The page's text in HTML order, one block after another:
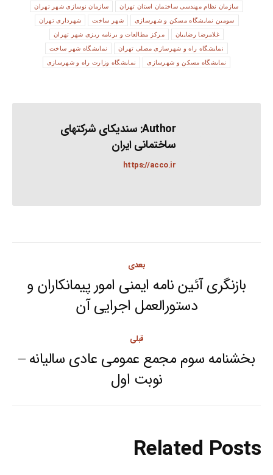
سازمان نظام مهندسی ساختمان استان تهران سازمان نوسازی شهر تهران
سومین نمایشگاه مسکن و شهرسازی شهر ساخت شهرداری تهران
غلامرضا رضاییان مرکز مطالعات و برنامه ریزی شهر تهران
نمایشگاه راه و شهرسازی مصلی تهران نمایشگاه شهر ساخت
نمایشگاه مسکن و شهرسازی نمایشگاه وزارت راه و شهرسازی
Author: سندیکای شرکتهای
ساختمانی ایران
https://acco.ir
navigation
قبلی
Previous
post:
بخشنامه سوم مجمع عمومی عادی سالیانه –
نوبت اول
بعدی
Next
post:
بازنگری آئین نامه ایمنی امور پیمانکاران و
دستورالعمل اجرایی آن
Related Posts